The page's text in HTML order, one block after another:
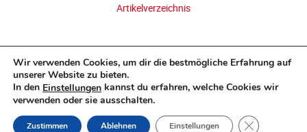
Artikelverzeichnis
Wir verwenden Cookies, um dir die bestmögliche Erfahrung auf
unserer Website zu bieten.
In den Einstellungen kannst du erfahren, welche Cookies wir
verwenden oder sie ausschalten.
Zustimmen Ablehnen Einstellungen GDPR